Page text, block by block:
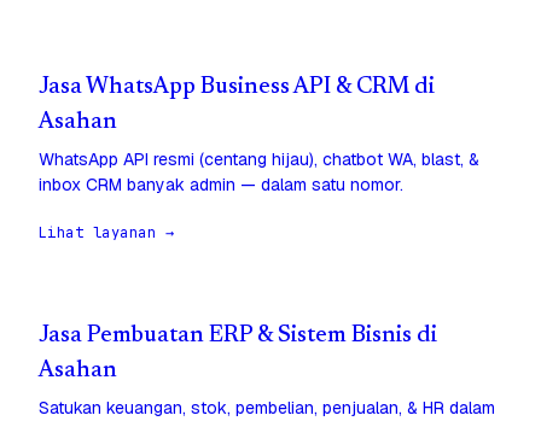
Jasa WhatsApp Business API & CRM di
Asahan
WhatsApp API resmi (centang hijau), chatbot WA, blast, &
inbox CRM banyak admin — dalam satu nomor.
Lihat layanan →
Jasa Pembuatan ERP & Sistem Bisnis di
Asahan
Satukan keuangan, stok, pembelian, penjualan, & HR dalam